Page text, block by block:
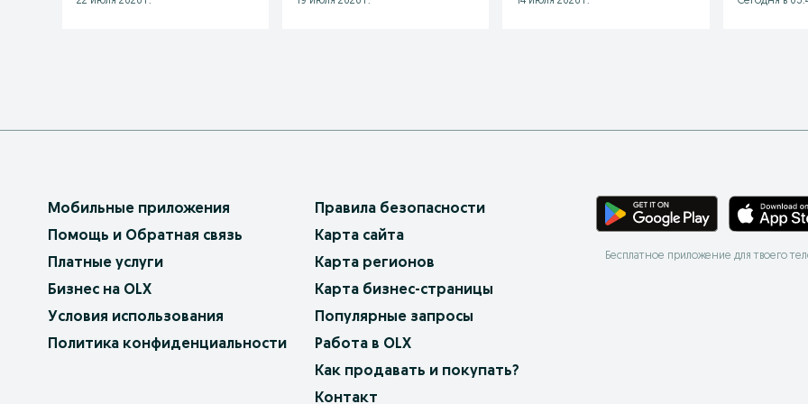
Мобильные приложения
Помощь и Обратная связь
Платные услуги
Бизнес на OLX
Условия использования
Политика конфиденциальности
Правила безопасности
Карта сайта
Карта регионов
Карта бизнес-страницы
Популярные запросы
Работа в OLX
Как продавать и покупать?
Контакт
Бесплатное приложение для твоего